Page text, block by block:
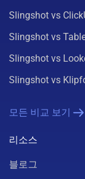
Slingshot vs
Slingshot vs
Slingshot vs
Slingshot vs
모든 비교 보기
리소스
블로그